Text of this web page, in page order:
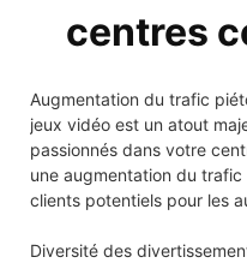
centres
Augmentation du trafic
jeux vidéo est un atout
passionnés dans votre
une augmentation du
clients potentiels pour les
Diversité des